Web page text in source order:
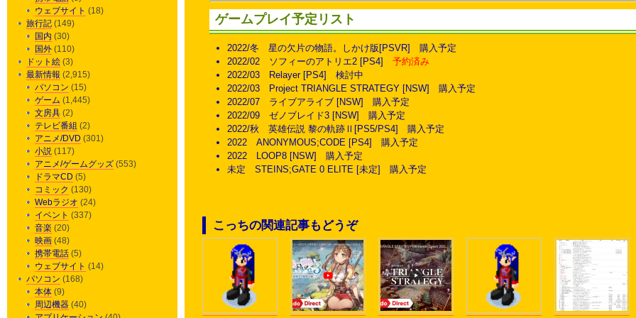
ゲームプレイ予定リスト
2022/冬 星の欠片の物語。しかけ版[PSVR] 購入予定
2022/02 ソフィーのアトリエ2 [PS4] 予約済み
2022/03 Relayer [PS4] 検討中
2022/03 Project TRIANGLE STRATEGY [NSW] 購入予定
2022/07 ライブアライブ [NSW] 購入予定
2022/09 ゼノブレイド3 [NSW] 購入予定
2022/秋 英雄伝説 黎の軌跡Ⅱ[PS5/PS4] 購入予定
2022 ANONYMOUS;CODE [PS4] 購入予定
2022 LOOP8 [NSW] 購入予定
未定 STEINS;GATE 0 ELITE [未定] 購入予定
こっちの関連記事もどうぞ
ウェブサイト (18)
旅行記 (149)
国内 (30)
国外 (110)
ドット絵 (3)
最新情報 (2,915)
パソコン (15)
ゲーム (1,445)
文房具 (2)
テレビ番組 (2)
アニメ/DVD (301)
小説 (117)
アニメ/ゲームグッズ (553)
ドラマCD (5)
コミック (130)
Webラジオ (24)
イベント (337)
音楽 (20)
映画 (48)
携帯電話 (5)
ウェブサイト (14)
パソコン (168)
本体 (9)
周辺機器 (40)